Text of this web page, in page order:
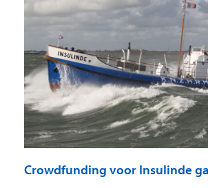
Crowdfunding voor Insulinde